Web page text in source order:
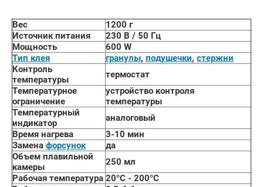
Вес
1200 г
Источник питания
230 В / 50 Гц
Мощность
600 W
Тип клея
гранулы, подушечки, стержни
Контроль
температуры
термостат
Температурное
ограничение
устройство контроля
температуры
Температурный
индикатор
аналоговый
Время нагрева
3-10 мин
Замена форсунок
да
Объем плавильной
камеры
250 мл
Рабочая температура 20°C - 200°C